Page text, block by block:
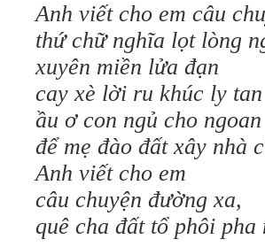
Anh viết cho em câu
thứ chữ nghĩa lọt lòng
xuyên miền lửa đạn
cay xè lời ru khúc ly tan
ầu ơ con ngủ cho ngoan
để mẹ đào đất xây nhà
Anh viết cho em
câu chuyện đường xa,
quê cha đất tổ phôi pha